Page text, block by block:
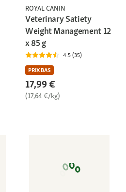
ROYAL CANIN
Veterinary Satiety
Weight Management 12
x 85 g
4.5 (35)
PRIX BAS
17,99 €
(17,64 €/kg)